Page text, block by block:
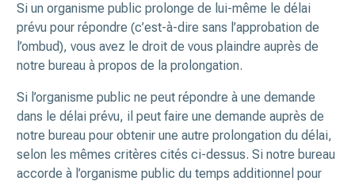
Si un organisme public prolonge de lui-même le délai
prévu pour répondre (c’est-à-dire sans l’approbation de
l’ombud), vous avez le droit de vous plaindre auprès de
notre bureau à propos de la prolongation.
Si l’organisme public ne peut répondre à une demande
dans le délai prévu, il peut faire une demande auprès de
notre bureau pour obtenir une autre prolongation du délai,
selon les mêmes critères cités ci-dessus. Si notre bureau
accorde à l’organisme public du temps additionnel pour